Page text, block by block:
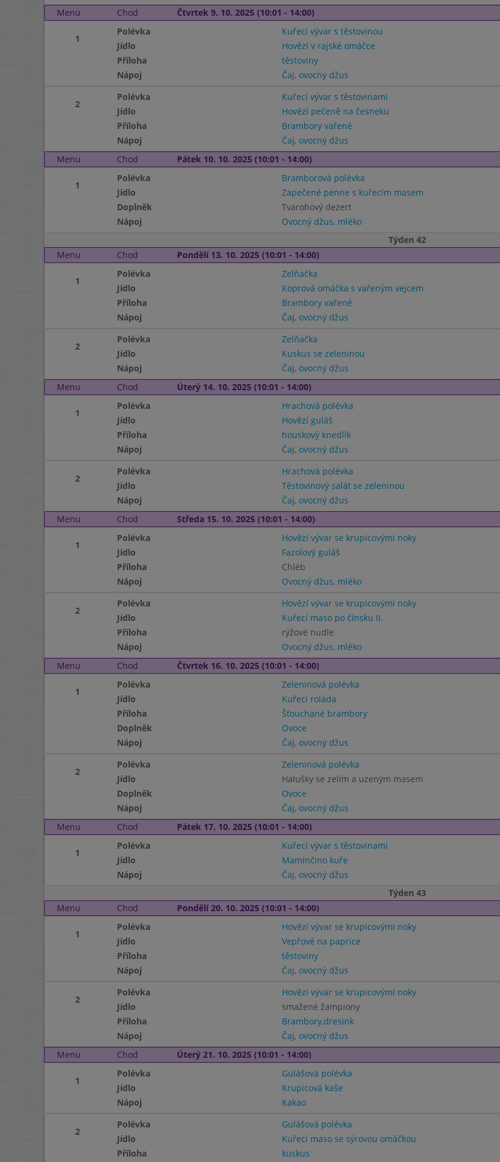
Menu
Chod Čtvrtek 9. 10. 2025 (10:01 - 14:00)
1
Polévka Kuřecí vývar s těstovinou
Jídlo
Hovězí v rajské omáčce
Příloha
těstoviny
Nápoj
Čaj, ovocný džus
2
Polévka Kuřecí vývar s těstovinami
Jídlo
Hovězí pečeně na česneku
Příloha
Brambory vařené
Nápoj
Čaj, ovocný džus
Menu
Chod Pátek 10. 10. 2025 (10:01 - 14:00)
1
Polévka Bramborová polévka
Jídlo
Zapečené penne s kuřecím masem
Doplněk
Tvarohový dezert
Nápoj
Ovocný džus, mléko
Týden 42
Menu
Chod Pondělí 13. 10. 2025 (10:01 - 14:00)
1
Polévka Zelňačka
Jídlo
Koprová omáčka s vařeným vejcem
Příloha
Brambory vařené
Nápoj
Čaj, ovocný džus
2
Polévka Zelňačka
Jídlo
Kuskus se zeleninou
Nápoj
Čaj, ovocný džus
Menu
Chod Úterý 14. 10. 2025 (10:01 - 14:00)
1
Polévka Hrachová polévka
Jídlo
Hovězí guláš
Příloha
houskový knedlík
Nápoj
Čaj, ovocný džus
2
Polévka Hrachová polévka
Jídlo
Těstovinový salát se zeleninou
Nápoj
Čaj, ovocný džus
Menu
Chod Středa 15. 10. 2025 (10:01 - 14:00)
1
Polévka Hovězí vývar se krupicovými noky
Jídlo
Fazolový guláš
Příloha
Chléb
Nápoj
Ovocný džus, mléko
2
Polévka Hovězí vývar se krupicovými noky
Jídlo
Kuřecí maso po čínsku II.
Příloha
rýžové nudle
Nápoj
Ovocný džus, mléko
Menu
Chod Čtvrtek 16. 10. 2025 (10:01 - 14:00)
1
Polévka Zeleninová polévka
Jídlo
Kuřecí roláda
Příloha
Šťouchané brambory
Doplněk
Ovoce
Nápoj
Čaj, ovocný džus
2
Polévka Zeleninová polévka
Jídlo
Halušky se zelím a uzeným masem
Doplněk
Ovoce
Nápoj
Čaj, ovocný džus
Menu
Chod Pátek 17. 10. 2025 (10:01 - 14:00)
1
Polévka Kuřecí vývar s těstovinami
Jídlo
Maminčino kuře
Nápoj
Čaj, ovocný džus
Týden 43
Menu
Chod Pondělí 20. 10. 2025 (10:01 - 14:00)
1
Polévka Hovězí vývar se krupicovými noky
Jídlo
Vepřové na paprice
Příloha
těstoviny
Nápoj
Čaj, ovocný džus
2
Polévka Hovězí vývar se krupicovými noky
Jídlo
smažené žampiony
Příloha
Brambory,dresink
Nápoj
Čaj, ovocný džus
Menu
Chod Úterý 21. 10. 2025 (10:01 - 14:00)
1
Polévka Gulášová polévka
Jídlo
Krupicová kaše
Nápoj
Kakao
2
Polévka Gulášová polévka
Jídlo
Kuřecí maso se sýrovou omáčkou
Příloha
kuskus